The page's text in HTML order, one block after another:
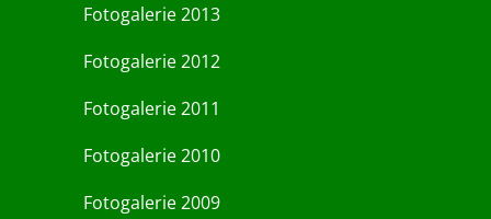
Fotogalerie 2013
Fotogalerie 2012
Fotogalerie 2011
Fotogalerie 2010
Fotogalerie 2009